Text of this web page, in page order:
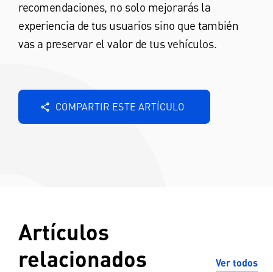
recomendaciones, no solo mejorarás la
experiencia de tus usuarios sino que también
vas a preservar el valor de tus vehículos.
COMPARTIR ESTE ARTÍCULO
Artículos
relacionados
Ver todos